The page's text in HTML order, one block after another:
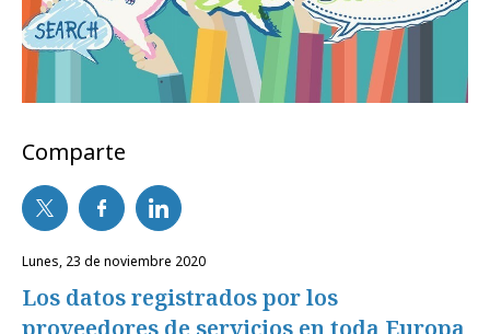
Comparte
lunes, 23 de noviembre 2020
Los datos registrados por los
proveedores de servicios en toda Europa